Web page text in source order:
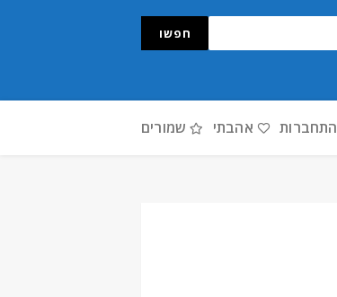
חפשו
שמורים אהבתי התחברות